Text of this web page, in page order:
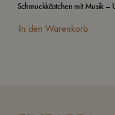
Schmuckkästchen mit Musik –
In den Warenkorb